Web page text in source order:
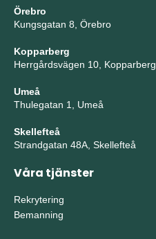
Örebro
Kungsgatan 8, Örebro
Kopparberg
Herrgårdsvägen 10, Kopparberg
Umeå
Thulegatan 1, Umeå
Skellefteå
Strandgatan 48A, Skellefteå
Våra tjänster
Rekrytering
Bemanning